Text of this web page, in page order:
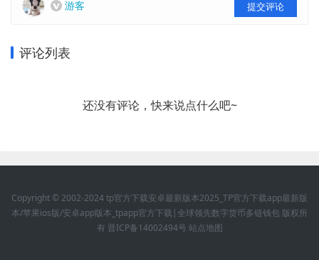
游客 提交评论
评论列表
还没有评论，快来说点什么吧~
Copyright © 2002-2024 tp官方下载安卓最新版本2025_TP官方下载app最新版
本/苹果ios版/安卓app版本_tpapp官方下载|全球领先数字货币多链钱包 版权所
有 晋ICP备14002494号 站点地图